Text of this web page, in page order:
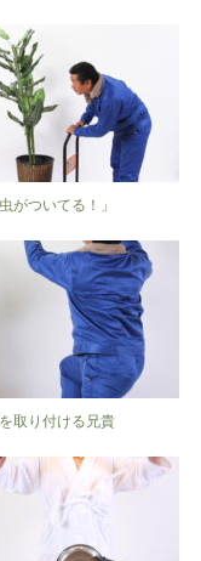
がついてる！」
取り付ける兄貴